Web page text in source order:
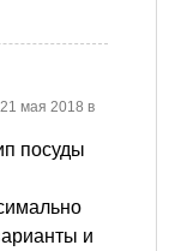
мая 2018 в
посуды
и